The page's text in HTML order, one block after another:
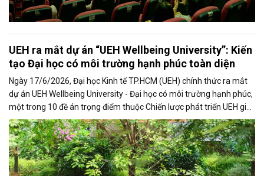
UEH ra mắt dự án “UEH Wellbeing University”: Kiến
tạo Đại học có môi trường hạnh phúc toàn diện
Ngày 17/6/2026, Đại học Kinh tế TP.HCM (UEH) chính thức ra mắt
dự án UEH Wellbeing University - Đại học có môi trường hạnh phúc,
một trong 10 đề án trọng điểm thuộc Chiến lược phát triển UEH giai
đoạn 2025 - 2030. Dự án hướng đến kiến tạo môi trường học tập,
làm việc và phát triển toàn diện cho cộng đồng UEH, nơi sức khỏe,
hạnh phúc và sự phát triển con người trở thành những giá trị cốt lõi
trong mọi hoạt động của nhà trường.